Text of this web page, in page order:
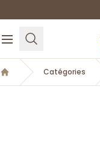
Ouvrir le menuRechercher
Accueil
Catégories